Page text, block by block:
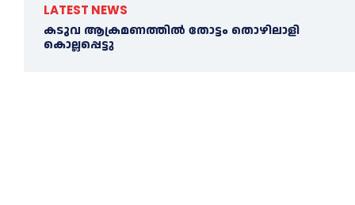
LATEST NEWS
കടുവ ആക്രമണത്തില്‍ തോട്ടം തൊഴിലാളി
കൊല്ലപ്പെട്ടു